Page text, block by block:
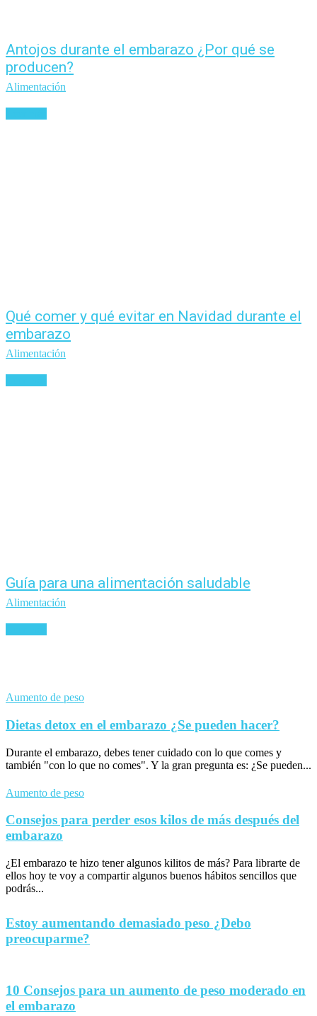
Antojos durante el embarazo ¿Por qué se
producen?
Alimentación
Qué comer y qué evitar en Navidad durante el
embarazo
Alimentación
Guía para una alimentación saludable
Alimentación
Aumento de peso
Dietas detox en el embarazo ¿Se pueden hacer?
Durante el embarazo, debes tener cuidado con lo que comes y
también "con lo que no comes". Y la gran pregunta es: ¿Se pueden...
Aumento de peso
Consejos para perder esos kilos de más después del
embarazo
¿El embarazo te hizo tener algunos kilitos de más? Para librarte de
ellos hoy te voy a compartir algunos buenos hábitos sencillos que
podrás...
Estoy aumentando demasiado peso ¿Debo
preocuparme?
10 Consejos para un aumento de peso moderado en
el embarazo